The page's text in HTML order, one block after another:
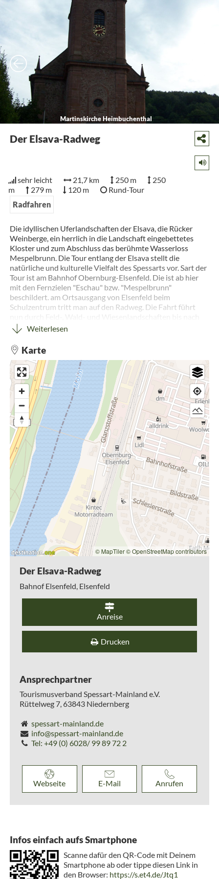
Martinskirche Heimbuchenthal
Der Elsava-Radweg
sehr leicht 21,7 km 250 m
250
m
279 m 120 m
Rund-Tour
Radfahren
Die idyllischen Uferlandschaften der Elsava, die Rücker
Weinberge, ein herrlich in die Landschaft eingebettetes
Kloster und zum Abschluss das berühmte Wasserloss
Mespelbrunn. Die Tour entlang der Elsava stellt die
natürliche und kulturelle Vielfalt des Spessarts vor. Sart der
Tour ist am Bahnhof Obernburg-Elsenfeld. Die ist ab hier
mit den Fernzielen "Eschau" bzw. "Mespelbrunn"
beschildert. am Ortsausgang von Elsenfeld beim
Schulzentrum tritt man auf den Radweg. Die Fahrt führt
Rück, Schon von Weitem kann man die steilen Weinberge
der Weinlage "Rücker Schalk" erkennen.Auf dem Weg durch
das Tal in Richtung Eschau führt die Tour am Kloster
Himmelthal vorbei. Durch offene Landschaft und mit
schönem Blick auf die Spessartberge erreicht man den Ort
Eschau. Hier lohnt ein Abstecher zum BIldungs-und
Informationszentrum der "Burglandschaft Main4 Eck".
Burgenfreunde finden hier Informaitonen zur
facettenreichen Vielfalt an Burgen und Schlössern im
Spessart-Mainland. Immer entlang des herrlich idayllischen
Elsava-Ufers und durch eine von Streuobstwiesen geprägte
Landschaft erreichen die Radler den Eschauern Ortsteil
Hobbach, wo sich ein Besuch der schönen St.
Johanniskirche anbietet. Es folgt wieder ein längerer
Abschnitt mit nahezu unberührter Kulturlandschaft
begleitet von der langsam schmaler werdenden Elsava. Kurz
vor Heimbuchenthal passiert man den Höllhammer, einen
ehemaligen Eisenhammer, der in früheren Zeiten hier
seinen Dienst tat. Heimbuchenthal selbst besticht mit
seinem schönen Kurpark, durch den die Tour hindurchführt.
Immer in Sichtweite des Flusses geht es weiter zur Kirche
St. Martin im Ortszentrum und dann parallel zur
Hauptstraße bis nach Mespelbrunn. Kurz vorher bietet sich
noch eine Partie auf der herrlich gelegenen Adventuregolf-
abbiegen und schließlich ist das Ziel der Tour und das
Wasserschloss Mespelbrunn.
Weiterlesen
Karte
© MapTiler© OpenStreetMap contributors
Der Elsava-Radweg
Bahnof Elsenfeld, Elsenfeld
Anreise
Drucken
Ansprechpartner
Tourismusverband Spessart-Mainland e.V.
Rüttelweg 7, 63843 Niedernberg
spessart-mainland.de
info@spessart-mainland.de
Tel: +49 (0) 6028/ 99 89 72 2
Webseite E-Mail Anrufen
Infos einfach aufs Smartphone
Scanne dafür den QR-Code mit Deinem
Smartphone ab oder tippe diesen Link in
den Browser: https://s.et4.de/Jtq1